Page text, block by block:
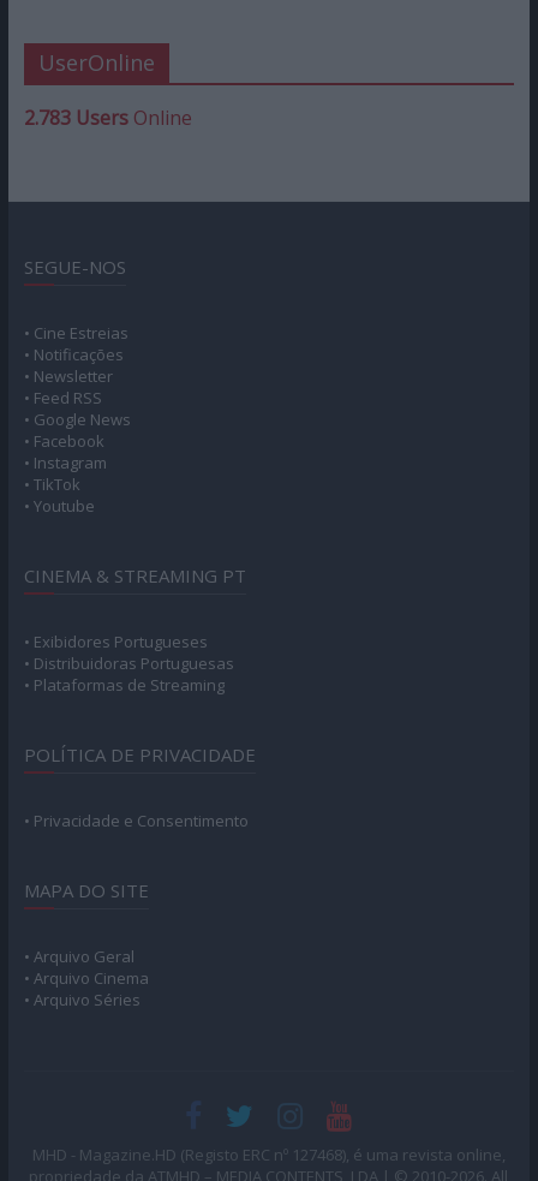
UserOnline
2.783 UsersOnline
SEGUE-NOS
• Cine Estreias
• Notificações
• Newsletter
• Feed RSS
• Google News
• Facebook
• Instagram
• TikTok
• Youtube
CINEMA & STREAMING PT
• Exibidores Portugueses
• Distribuidoras Portuguesas
• Plataformas de Streaming
POLÍTICA DE PRIVACIDADE
• Privacidade e Consentimento
MAPA DO SITE
• Arquivo Geral
• Arquivo Cinema
• Arquivo Séries
MHD - Magazine.HD (Registo ERC nº 127468), é uma revista online,